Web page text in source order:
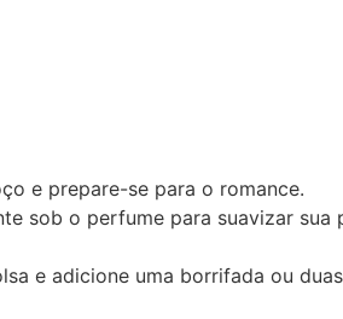
e prepare-se para o romance.
sob o perfume para suavizar sua
e adicione uma borrifada ou